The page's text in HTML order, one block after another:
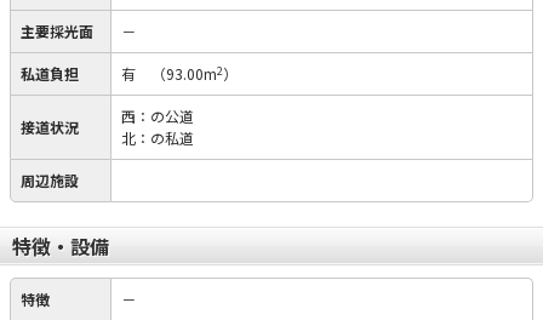
主要採光面 －
私道負担 有 （93.00m2）
接道状況
西：の公道
北：の私道
周辺施設
特徴・設備
特徴 －